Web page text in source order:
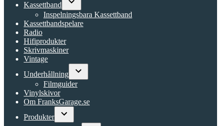
Kassettband
Open
dropdown
menu
Inspelningsbara Kassettband
Kassettbandspelare
Radio
Hifiprodukter
Skrivmaskiner
Vintage
Underhållning
Open
Filmguider
Vinylskivor
Om FranksGarage.se
Produkter
Open